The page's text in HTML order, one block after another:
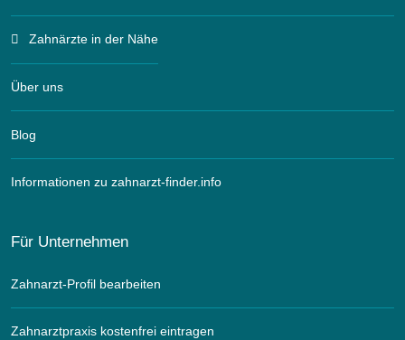
Zahnärzte in der Nähe
Über uns
Blog
Informationen zu zahnarzt-finder.info
Für Unternehmen
Zahnarzt-Profil bearbeiten
Zahnarztpraxis kostenfrei eintragen